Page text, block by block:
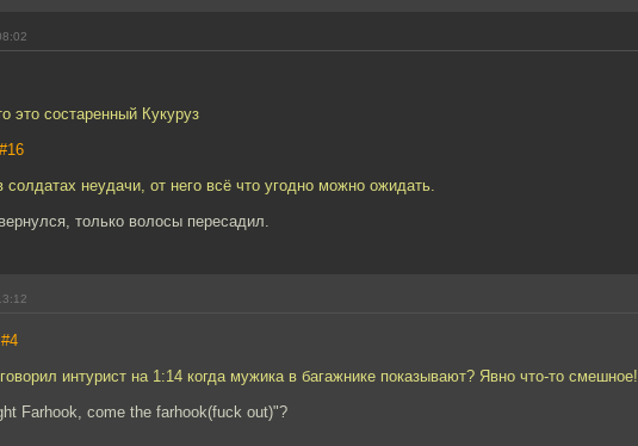
это состаренный Кукуруз
#16
неудачи, от него всё что угодно можно ожидать.
только волосы пересадил.
#4
интурист на 1:14 когда мужика в багажнике показывают? Явно что-то смешное!
Farhook, come the farhook(fuck out)"?